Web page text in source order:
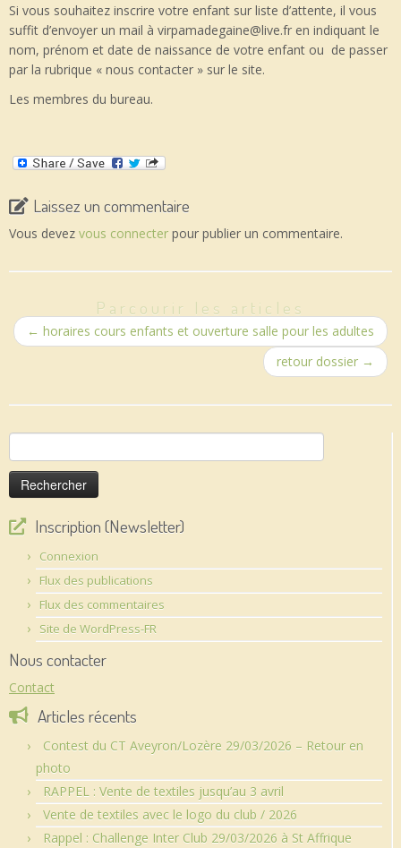
Si vous souhaitez inscrire votre enfant sur liste d’attente, il vous
suffit d’envoyer un mail à virpamadegaine@live.fr en indiquant le
nom, prénom et date de naissance de votre enfant ou de passer
par la rubrique « nous contacter » sur le site.
Les membres du bureau.
Laissez un commentaire
Vous devez vous connecter pour publier un commentaire.
Parcourir les articles
← horaires cours enfants et ouverture salle pour les adultes
retour dossier →
Rechercher :
Inscription (Newsletter)
Connexion
Flux des publications
Flux des commentaires
Site de WordPress-FR
Nous contacter
Contact
Articles récents
Contest du CT Aveyron/Lozère 29/03/2026 – Retour en
photo
RAPPEL : Vente de textiles jusqu’au 3 avril
Vente de textiles avec le logo du club / 2026
Rappel : Challenge Inter Club 29/03/2026 à St Affrique